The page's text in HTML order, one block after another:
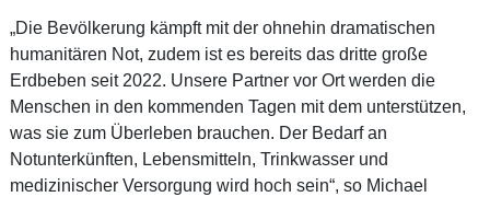
„Die Bevölkerung kämpft mit der ohnehin dramatischen
humanitären Not, zudem ist es bereits das dritte große
Erdbeben seit 2022. Unsere Partner vor Ort werden die
Menschen in den kommenden Tagen mit dem unterstützen,
was sie zum Überleben brauchen. Der Bedarf an
Notunterkünften, Lebensmitteln, Trinkwasser und
medizinischer Versorgung wird hoch sein“, so Michael